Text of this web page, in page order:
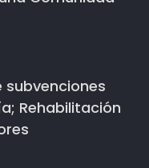
Rehabilitación